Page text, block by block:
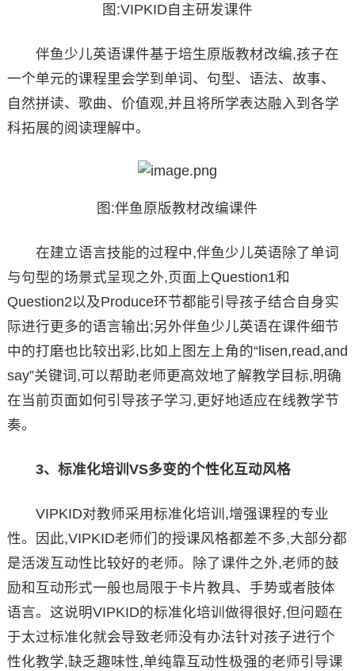
图:VIPKID自主研发课件
伴鱼少儿英语课件基于培生原版教材改编,孩子在
一个单元的课程里会学到单词、句型、语法、故事、
自然拼读、歌曲、价值观,并且将所学表达融入到各学
科拓展的阅读理解中。
图:伴鱼原版教材改编课件
在建立语言技能的过程中,伴鱼少儿英语除了单词
与句型的场景式呈现之外,页面上Question1和
Question2以及Produce环节都能引导孩子结合自身实
际进行更多的语言输出;另外伴鱼少儿英语在课件细节
中的打磨也比较出彩,比如上图左上角的“lisen,read,and
say”关键词,可以帮助老师更高效地了解教学目标,明确
在当前页面如何引导孩子学习,更好地适应在线教学节
奏。
3、标准化培训VS多变的个性化互动风格
VIPKID对教师采用标准化培训,增强课程的专业
性。因此,VIPKID老师们的授课风格都差不多,大部分都
是活泼互动性比较好的老师。除了课件之外,老师的鼓
励和互动形式一般也局限于卡片教具、手势或者肢体
语言。这说明VIPKID的标准化培训做得很好,但问题在
于太过标准化就会导致老师没有办法针对孩子进行个
性化教学,缺乏趣味性,单纯靠互动性极强的老师引导课